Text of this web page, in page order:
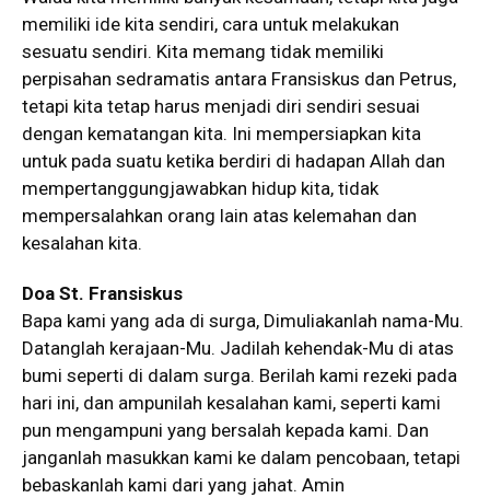
memiliki ide kita sendiri, cara untuk melakukan
sesuatu sendiri. Kita memang tidak memiliki
perpisahan sedramatis antara Fransiskus dan Petrus,
tetapi kita tetap harus menjadi diri sendiri sesuai
dengan kematangan kita. Ini mempersiapkan kita
untuk pada suatu ketika berdiri di hadapan Allah dan
mempertanggungjawabkan hidup kita, tidak
mempersalahkan orang lain atas kelemahan dan
kesalahan kita.
Doa St. Fransiskus
Bapa kami yang ada di surga, Dimuliakanlah nama-Mu.
Datanglah kerajaan-Mu. Jadilah kehendak-Mu di atas
bumi seperti di dalam surga. Berilah kami rezeki pada
hari ini, dan ampunilah kesalahan kami, seperti kami
pun mengampuni yang bersalah kepada kami. Dan
janganlah masukkan kami ke dalam pencobaan, tetapi
bebaskanlah kami dari yang jahat. Amin